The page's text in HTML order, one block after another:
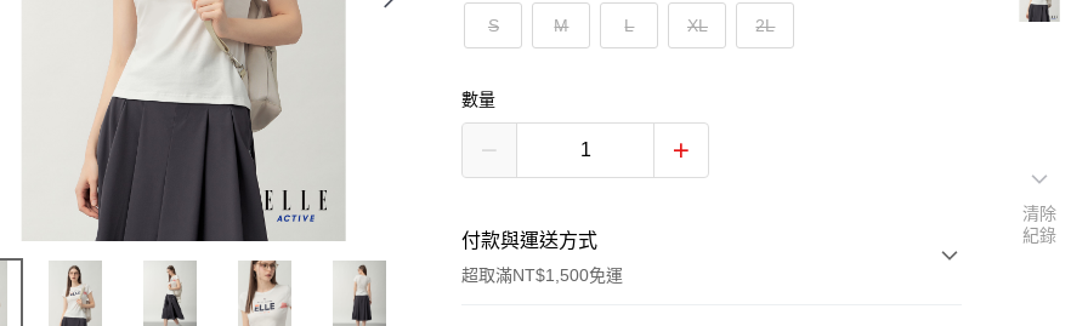
S M L XL 2L
數量
付款與運送方式
超取滿NT$1,500免運
清除
紀錄